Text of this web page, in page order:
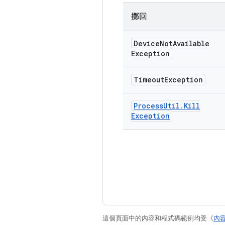
擲回
DeviceNotAvailable
Exception
TimeoutException
ProcessUtil . Kill
Exception
這個頁面中的內容和程式碼範例均受《內